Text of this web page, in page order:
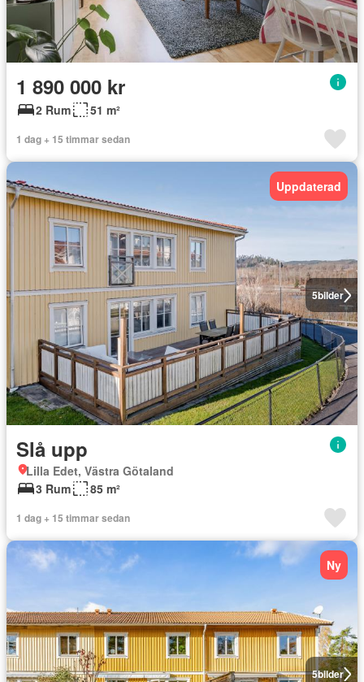
1 890 000 kr
2 Rum 51 m²
1 dag + 15 timmar sedan
5bilder
Uppdaterad
Slå upp
Lilla Edet, Västra Götaland
3 Rum
85 m²
1 dag + 15 timmar sedan
5bilder
Ny